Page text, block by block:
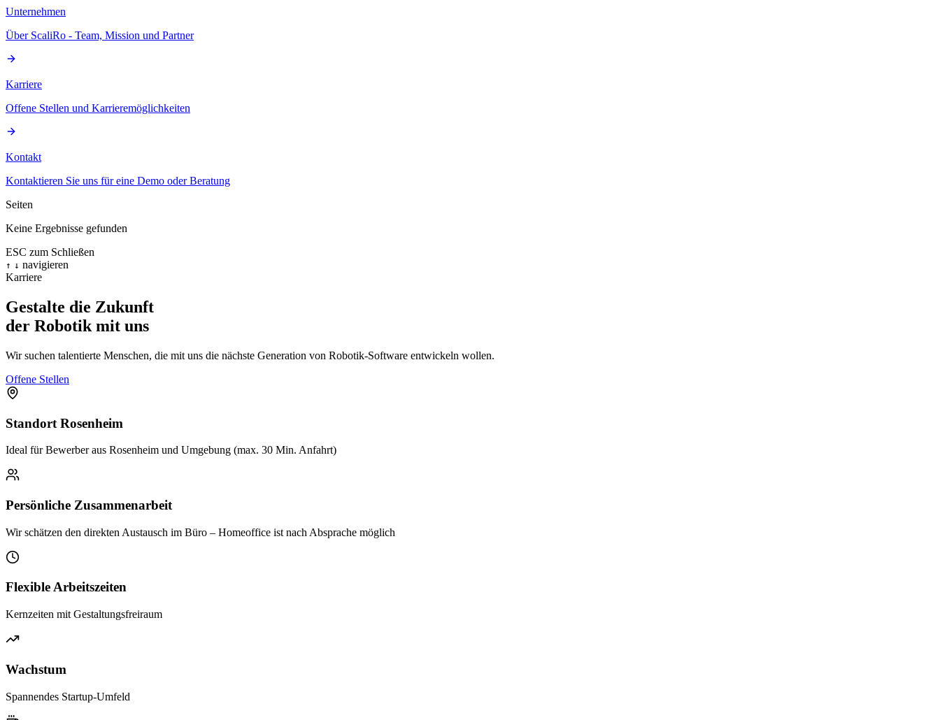
Unternehmen
Über ScaliRo - Team, Mission und Partner
Karriere
Offene Stellen und Karrieremöglichkeiten
Kontakt
Kontaktieren Sie uns für eine Demo oder Beratung
Seiten
Keine Ergebnisse gefunden
ESC zum Schließen
↑ ↓ navigieren
Karriere
Gestalte die Zukunft
der Robotik mit uns
Wir suchen talentierte Menschen, die mit uns die nächste Generation von Robotik-Software entwickeln wollen.
Offene Stellen
Standort Rosenheim
Ideal für Bewerber aus Rosenheim und Umgebung (max. 30 Min. Anfahrt)
Persönliche Zusammenarbeit
Wir schätzen den direkten Austausch im Büro – Homeoffice ist nach Absprache möglich
Flexible Arbeitszeiten
Kernzeiten mit Gestaltungsfreiraum
Wachstum
Spannendes Startup-Umfeld